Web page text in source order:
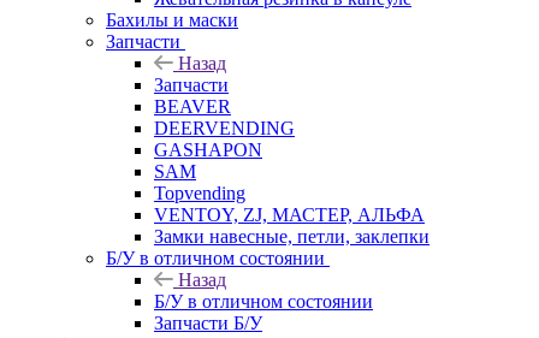
Бахилы и маски
Запчасти
Назад
Запчасти
BEAVER
DEERVENDING
GASHAPON
SAM
Topvending
VENTOY, ZJ, МАСТЕР, АЛЬФА
Замки навесные, петли, заклепки
Б/У в отличном состоянии
Назад
Б/У в отличном состоянии
Запчасти Б/У